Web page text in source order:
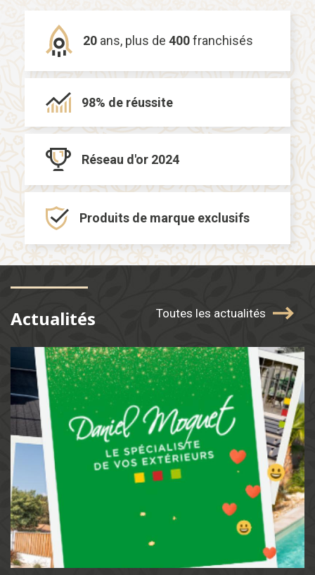
20 ans, plus de 400franchisés
98% de réussite
Réseau d'or 2024
Produits de marque exclusifs
Actualités Toutes les actualités